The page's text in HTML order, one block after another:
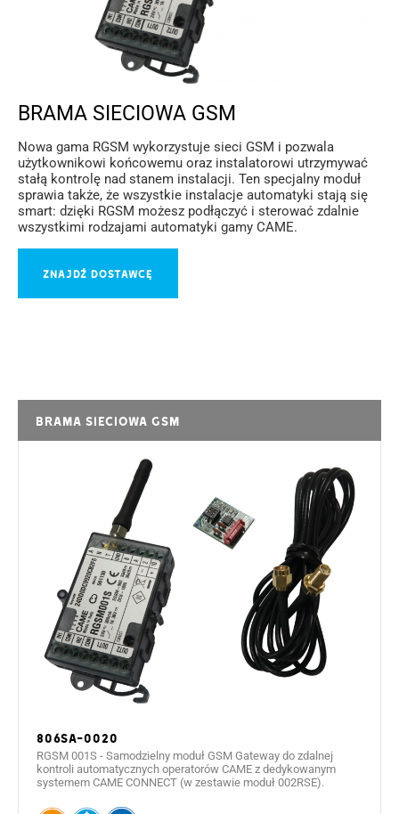
BRAMA SIECIOWA GSM
Nowa gama RGSM wykorzystuje sieci GSM i pozwala
użytkownikowi końcowemu oraz instalatorowi utrzymywać
stałą kontrolę nad stanem instalacji. Ten specjalny moduł
sprawia także, że wszystkie instalacje automatyki stają się
smart: dzięki RGSM możesz podłączyć i sterować zdalnie
wszystkimi rodzajami automatyki gamy CAME.
ZNAJDŹ DOSTAWCĘ
Brama sieciowa GSM
806SA-0020
RGSM 001S - Samodzielny moduł GSM Gateway do zdalnej
kontroli automatycznych operatorów CAME z dedykowanym
systemem CAME CONNECT (w zestawie moduł 002RSE).